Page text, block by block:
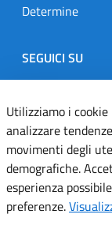
Determine
SEGUICI SU
Designers
Twitter
Dichiarazione di
Informativa
Utilizziamo i
analizzare
movimenti degli
demografiche.
esperienza
preferenze.